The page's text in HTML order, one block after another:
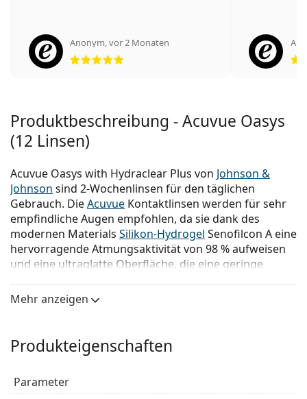
Anonym,vor 2 Monaten
Produktbeschreibung - Acuvue Oasys
(12 Linsen)
Acuvue Oasys with Hydraclear Plus von Johnson &
Johnson sind 2-Wochenlinsen für den täglichen
Gebrauch. DieAcuvue Kontaktlinsen werden für sehr
empfindliche Augen empfohlen, da sie dank des
modernen Materials Silikon-Hydrogel Senofilcon A eine
hervorragende Atmungsaktivität von 98 % aufweisen
und eine ultraglatte Oberfläche, die eine geringe
Technologie hält sie jederzeit feucht.
Vorteile der Acuvue Oasys with
Hydraclear Plus
Gesündere Augen -
Mehr anzeigen
Produkteigenschaften
Parameter